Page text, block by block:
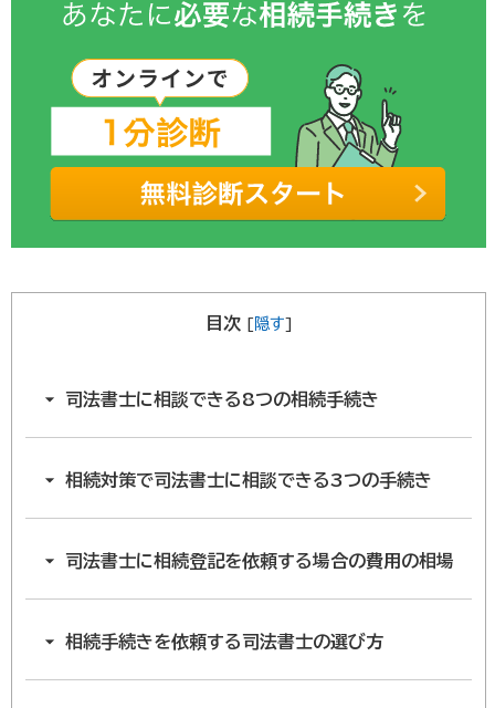
目次 [ 隠す]
司法書士に相談できる8つの相続手続き
相続対策で司法書士に相談できる3つの手続き
司法書士に相続登記を依頼する場合の費用の相場
相続手続きを依頼する司法書士の選び方